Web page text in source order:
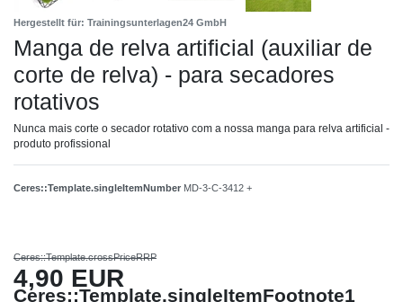
Hergestellt für: Trainingsunterlagen24 GmbH
Manga de relva artificial (auxiliar de
corte de relva) - para secadores
rotativos
Nunca mais corte o secador rotativo com a nossa manga para relva artificial -
produto profissional
Ceres::Template.singleItemNumber MD-3-C-3412 +
Ceres::Template.crossPriceRRP
4,90 EUR
Ceres::Template.singleItemFootnote1